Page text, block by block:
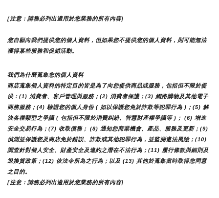
[注意：請務必列出適用於您業務的所有內容]
您自願向我們提供您的個人資料，但如果您不提供您的個人資料，則可能無法
獲得某些服務和促銷活動。
我們為什麼蒐集您的個人資料
商店蒐集個人資料的特定目的皆是為了向您提供商品或服務，包括但不限於提
供：(1) 消費者、客戶管理與服務；(2) 消費者保護；(3) 網路購物及其他電子
商務服務；(4) 驗證您的個人身份 ( 如以保護您免於詐欺等犯罪行為 )；(5) 解
決各種類型之爭議 ( 包括但不限於消費糾紛、智慧財產權爭議等 )； (6) 增進
安全交易行為；(7) 收取債務； (8) 通知您商業機會、產品、服務及更新；(9)
偵測並保護您及商店免於錯誤、詐欺或其他犯罪行為，並監測遵法風險；(10)
調查針對個人安全、財產安全及違約之潛在不法行為；(11) 履行條款與細則及
退換貨政策；(12) 依法令所為之行為；以及 (13) 其他於蒐集當時取得您同意
之目的。
[注意：請務必列出適用於您業務的所有內容]